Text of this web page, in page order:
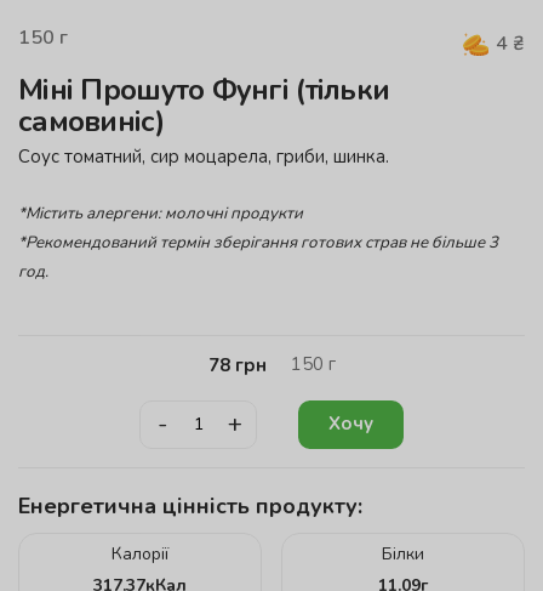
150 г 4 ₴
Міні Прошуто Фунгі (тільки
самовиніс)
Соус томатний, сир моцарела, гриби, шинка.
*Містить алергени: молочні продукти
*Рекомендований термін зберігання готових страв не більше 3
год.
78грн 150 г
- + Хочу
Енергетична цінність продукту:
Калорії
317.37кКал
Білки
11.09г